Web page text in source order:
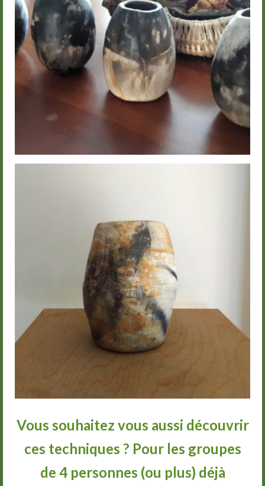
Vous souhaitez vous aussi découvrir
ces techniques ? Pour les groupes
de 4 personnes (ou plus) déjà